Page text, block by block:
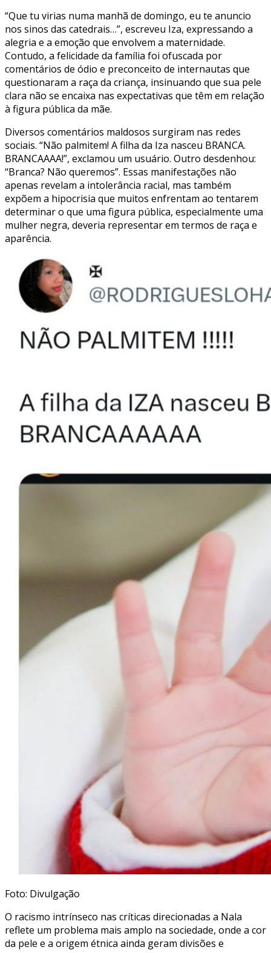
“Que tu virias numa manhã de domingo, eu te anuncio
nos sinos das catedrais…”, escreveu Iza, expressando a
alegria e a emoção que envolvem a maternidade.
Contudo, a felicidade da família foi ofuscada por
comentários de ódio e preconceito de internautas que
questionaram a raça da criança, insinuando que sua pele
clara não se encaixa nas expectativas que têm em relação
à figura pública da mãe.
Diversos comentários maldosos surgiram nas redes
sociais. “Não palmitem! A filha da Iza nasceu BRANCA.
BRANCAAAA!”, exclamou um usuário. Outro desdenhou:
“Branca? Não queremos”. Essas manifestações não
apenas revelam a intolerância racial, mas também
expõem a hipocrisia que muitos enfrentam ao tentarem
determinar o que uma figura pública, especialmente uma
mulher negra, deveria representar em termos de raça e
aparência.
Foto: Divulgação
O racismo intrínseco nas críticas direcionadas a Nala
reflete um problema mais amplo na sociedade, onde a cor
da pele e a origem étnica ainda geram divisões e